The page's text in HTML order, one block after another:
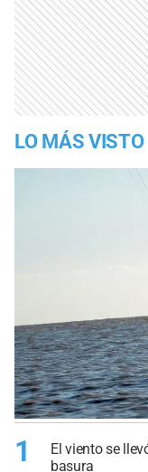
LO MÁS VISTO
1
El viento se
basura